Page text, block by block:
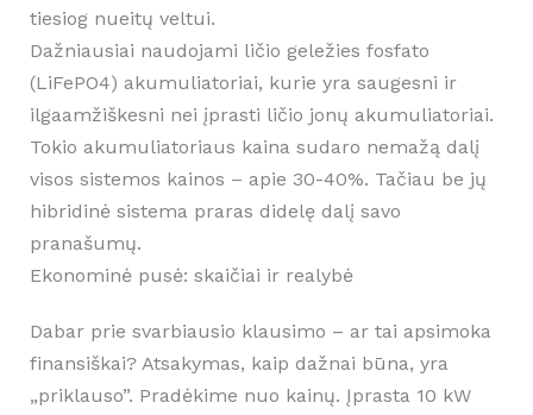
tiesiog nueitų veltui.
Dažniausiai naudojami ličio geležies fosfato
(LiFePO4) akumuliatoriai, kurie yra saugesni ir
ilgaamžiškesni nei įprasti ličio jonų akumuliatoriai.
Tokio akumuliatoriaus kaina sudaro nemažą dalį
visos sistemos kainos – apie 30-40%. Tačiau be jų
hibridinė sistema praras didelę dalį savo
pranašumų.
Ekonominė pusė: skaičiai ir realybė
Dabar prie svarbiausio klausimo – ar tai apsimoka
finansiškai? Atsakymas, kaip dažnai būna, yra
„priklauso”. Pradėkime nuo kainų. Įprasta 10 kW